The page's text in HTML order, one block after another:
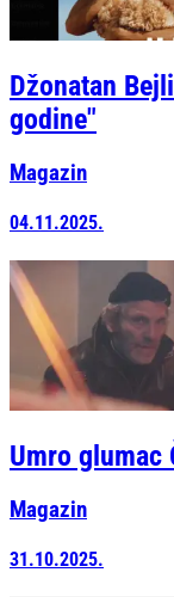
Džonatan
godine"
Magazin
04.11.2025.
Umro glumac
Magazin
31.10.2025.